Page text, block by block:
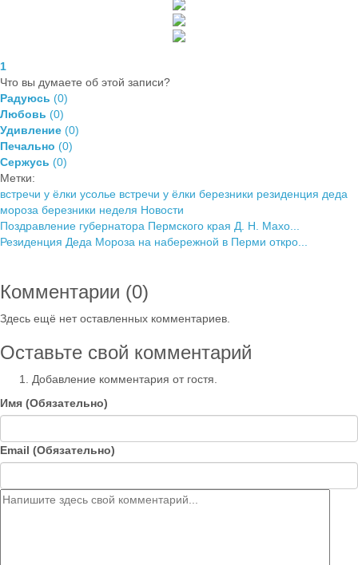
1
Что вы думаете об этой записи?
Радуюсь (0)
Любовь (0)
Удивление (0)
Печально (0)
Сержусь (0)
Метки:
встречи у ёлки усолье встречи у ёлки березники резиденция деда
мороза березники неделя Новости
Поздравление губернатора Пермского края Д. Н. Махо...
Резиденция Деда Мороза на набережной в Перми откро...
Комментарии (0)
Здесь ещё нет оставленных комментариев.
Оставьте свой комментарий
Добавление комментария от гостя.
Имя (Обязательно)
Email (Обязательно)